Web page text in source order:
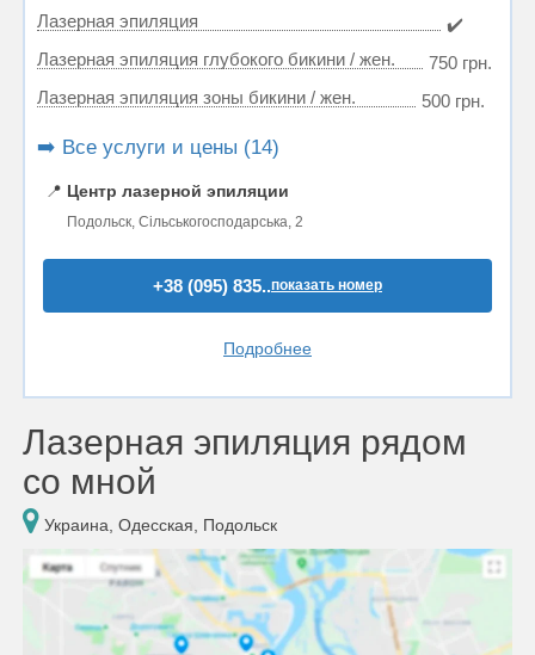
Лазерная эпиляция
✔️
Лазерная эпиляция глубокого бикини / жен.
750 грн.
Лазерная эпиляция зоны бикини / жен.
500 грн.
➡️ Все услуги и цены (14)
📍 Центр лазерной эпиляции
Подольск, Сільськогосподарська, 2
+38 (095) 835..показать номер
Подробнее
Лазерная эпиляция рядом
со мной
Украина, Одесская, Подольск